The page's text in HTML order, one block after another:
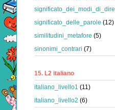
significato_dei_modi_di_dire
significato_delle_parole (12)
similitudini_metafore (5)
sinonimi_contrari (7)
15. L2 italiano
italiano_livello1 (11)
italiano_livello2 (6)